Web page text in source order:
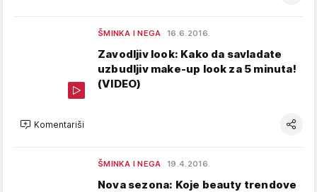
ŠMINKA I NEGA 16.6.2016.
Zavodljiv look: Kako da savladate
uzbudljiv make-up look za 5 minuta!
(VIDEO)
Komentariši
ŠMINKA I NEGA 19.4.2016.
Nova sezona: Koje beauty trendove